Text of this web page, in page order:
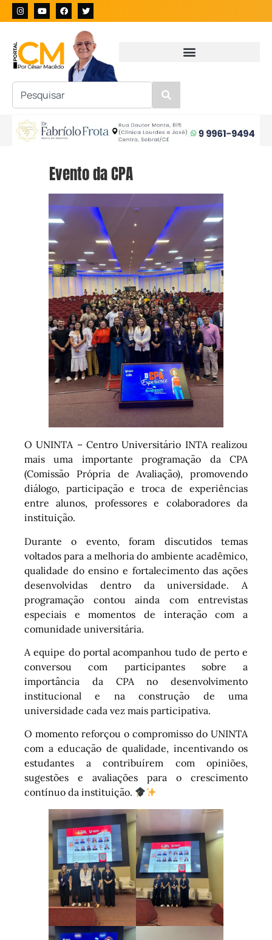
Evento da CPA
O UNINTA – Centro Universitário INTA realizou
mais uma importante programação da CPA
(Comissão Própria de Avaliação), promovendo
diálogo, participação e troca de experiências
entre alunos, professores e colaboradores da
instituição.
Durante o evento, foram discutidos temas
voltados para a melhoria do ambiente acadêmico,
qualidade do ensino e fortalecimento das ações
desenvolvidas dentro da universidade. A
programação contou ainda com entrevistas
especiais e momentos de interação com a
comunidade universitária.
A equipe do portal acompanhou tudo de perto e
conversou com participantes sobre a
importância da CPA no desenvolvimento
institucional e na construção de uma
universidade cada vez mais participativa.
O momento reforçou o compromisso do UNINTA
com a educação de qualidade, incentivando os
estudantes a contribuírem com opiniões,
sugestões e avaliações para o crescimento
contínuo da instituição.